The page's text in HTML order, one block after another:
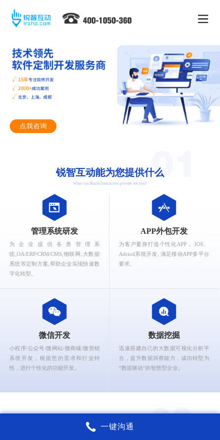
点我咨询
锐智互动能为您提供什么
What can Ruizhi Interactive provide for you?
管理系统研发
为企业提供各类管理系
统,OA/ERP/CRM/CMS,物联网,大数据
系统等定制方案,帮助企业实现快速数
字化转型。
APP外包开发
为客户量身打造个性化APP， IOS、
Adriod系统开发, 满足移动APP多平台
要求。
微信开发
小程序/公众号/微网站/微商城/微营销
系统开发，根据您的需求和行业特
性，进行个性化的功能开发。
数据挖掘
迅速搭建自己的大数据可视化分析平
台，提升数据洞察能力，成功转型为
“数据驱动”的智慧型企业。
锐智互动核心能力
一键沟通